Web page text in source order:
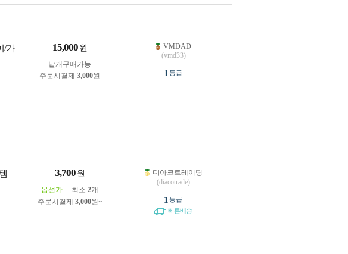
/가
15,000 원
낱개구매가능
주문시결제 3,000원
VMDAD
(vmd33)
1 등급
3,700 원
옵션가 최소 2개
주문시결제 3,000원~
디아코트레이딩
(diacotrade)
1 등급
빠른배송